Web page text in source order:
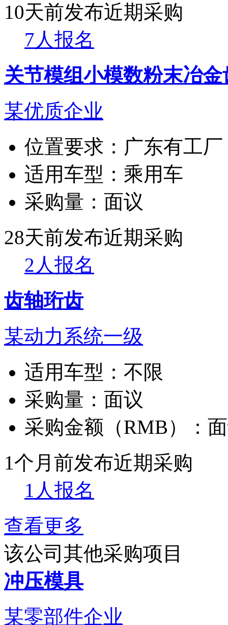
10天前发布近期采购
7人报名
关节模组小模数粉末冶金
某优质企业
位置要求： 广东有工厂
适用车型： 乘用车
采购量： 面议
28天前发布近期采购
2人报名
齿轴珩齿
某动力系统一级
适用车型： 不限
采购量： 面议
采购金额（RMB）：
1个月前发布近期采购
1人报名
查看更多
该公司其他采购项目
冲压模具
某零部件企业